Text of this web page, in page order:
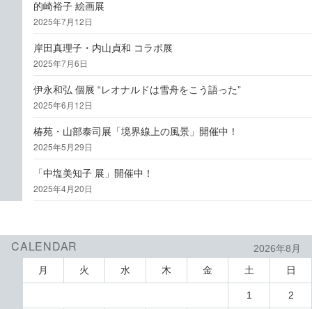
的崎裕子 絵画展
2025年7月12日
岸田真理子・内山貞和 コラボ展
2025年7月6日
伊永和弘 個展 “レオナルドは雪舟をこう語った”
2025年6月12日
椿苑・山部泰司展「境界線上の風景」開催中！
2025年5月29日
「中塩美知子 展」開催中！
2025年4月20日
CALENDAR 2026年8月
月 火 水 木 金 土 日
1 2